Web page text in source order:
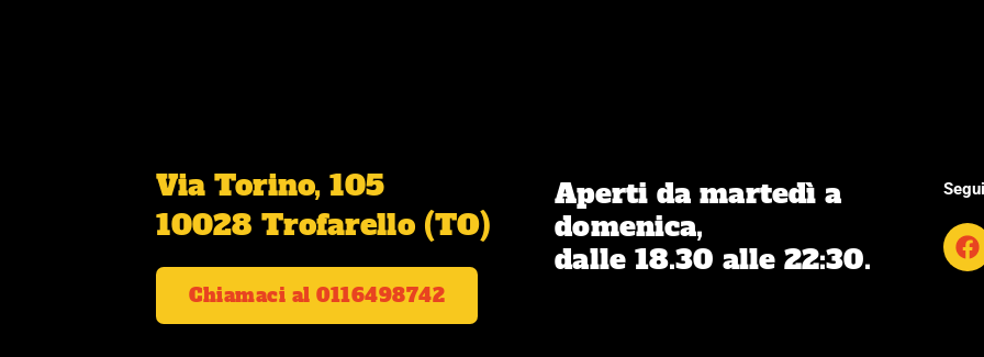
Via Torino, 105
10028 Trofarello (TO)
Chiamaci al 0116498742
Aperti da martedì a
domenica,
dalle 18.30 alle 22:30.
F
a